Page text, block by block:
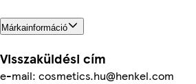
Márkainformáció
Visszaküldési cím
e-mail: cosmetics.hu@henkel.com